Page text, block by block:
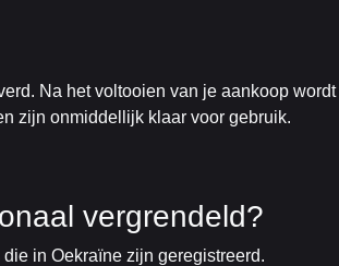
Na het voltooien van je aankoop
zijn onmiddellijk klaar voor gebruik.
vergrendeld?
in Oekraïne zijn geregistreerd.